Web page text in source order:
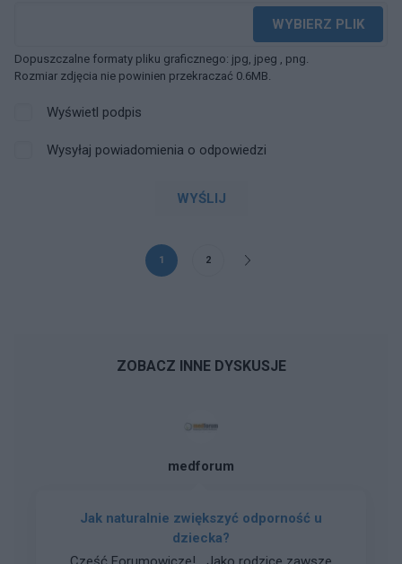
WYBIERZ PLIK
Dopuszczalne formaty pliku graficznego: jpg, jpeg , png.
Rozmiar zdjęcia nie powinien przekraczać 0.6MB.
Wyświetl podpis
Wysyłaj powiadomienia o odpowiedzi
WYŚLIJ
1 2
ZOBACZ INNE DYSKUSJE
medforum
Jak naturalnie zwiększyć odporność u
dziecka?